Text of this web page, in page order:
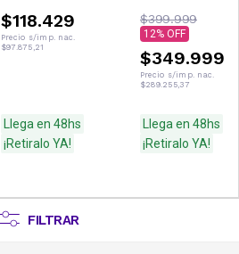
$118.429
Precio s/imp. nac.
$97.875,21
Llega en 48hs
¡Retiralo YA!
$399.999
12
$349.999
Precio s/imp. nac.
$289.255,37
Llega en 48hs
¡Retiralo YA!
FILTRAR